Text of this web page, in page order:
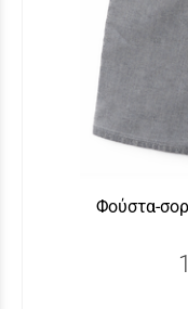
Φούστα-